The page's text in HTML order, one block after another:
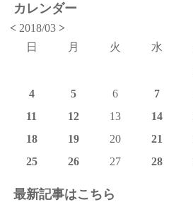
カレンダー
< 2018/03>
日
月 火 水
4
5 6 7
11
12 13 14
18
19 20 21
25
26 27 28
最新記事はこちら